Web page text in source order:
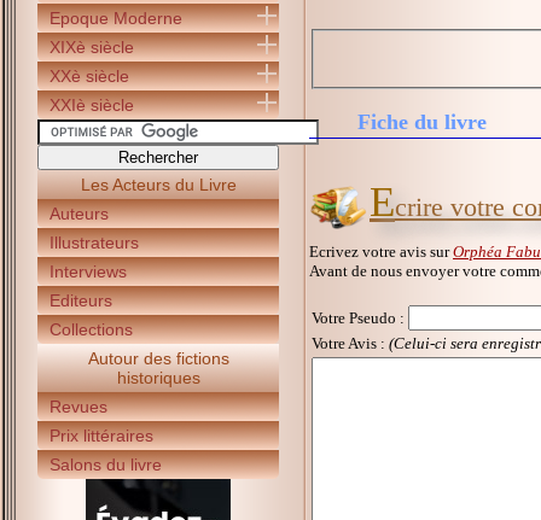
Epoque Moderne
XIXè siècle
XXè siècle
XXIè siècle
Les Acteurs du Livre
Auteurs
Illustrateurs
Interviews
Editeurs
Collections
Autour des fictions
historiques
Revues
Prix littéraires
Salons du livre
Fiche du livre
Ecrire votre
Ecrivez votre avis surOrphéa
Avant de nous envoyer votre
Votre Pseudo :
Votre Avis : (Celui-ci sera